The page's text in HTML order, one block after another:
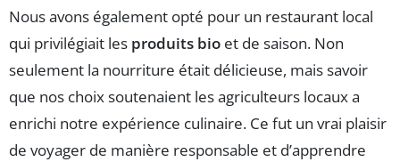
Nous avons également opté pour un restaurant local
qui privilégiait les produits bio et de saison. Non
seulement la nourriture était délicieuse, mais savoir
que nos choix soutenaient les agriculteurs locaux a
enrichi notre expérience culinaire. Ce fut un vrai plaisir
de voyager de manière responsable et d’apprendre